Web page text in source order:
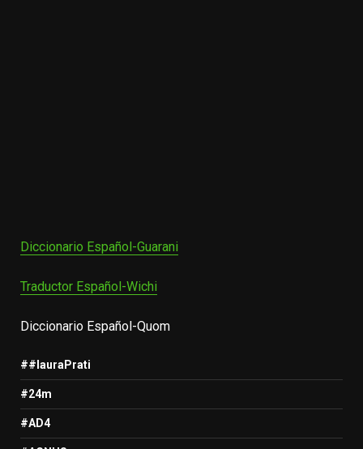
Diccionario Español-Guarani
Traductor Español-Wichi
Diccionario Español-Quom
##lauraPrati
#24m
#AD4